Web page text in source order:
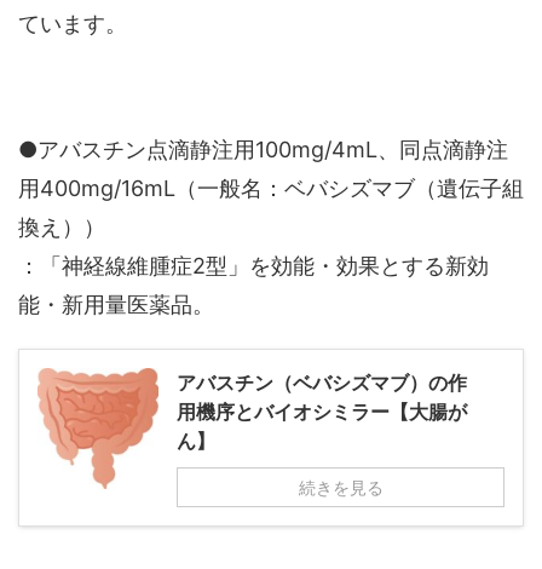
ています。
●アバスチン点滴静注用100mg/4mL、同点滴静注
用400mg/16mL（一般名：ベバシズマブ（遺伝子組
換え））
：「神経線維腫症2型」を効能・効果とする新効
能・新用量医薬品。
アバスチン（ベバシズマブ）の作
用機序とバイオシミラー【大腸が
ん】
続きを見る